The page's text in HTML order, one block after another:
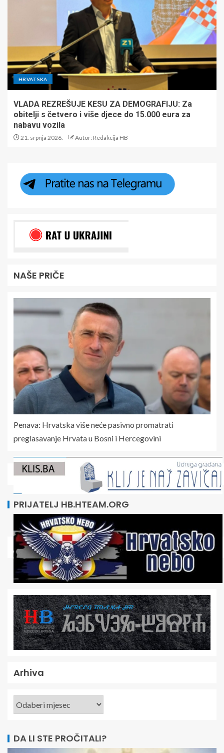
HRVATSKA
VLADA REZREŠUJE KESU ZA DEMOGRAFIJU: Za
obitelji s četvero i više djece do 15.000 eura za
nabavu vozila
21. srpnja 2026. Autor: Redakcija HB
NAŠE PRIČE
Penava: Hrvatska više neće pasivno promatrati
preglasavanje Hrvata u Bosni i Hercegovini
PRIJATELJ HB.HTEAM.ORG
Arhiva
DA LI STE PROČITALI?